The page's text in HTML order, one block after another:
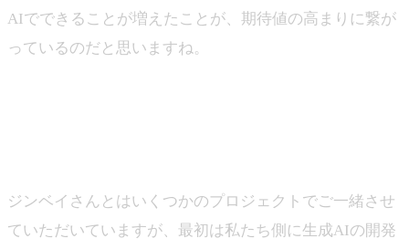
AIでできることが増えたことが、期待値の高まりに繋が
っているのだと思いますね。
ジンベイさんとはいくつかのプロジェクトでご一緒させ
ていただいていますが、最初は私たち側に生成AIの開発